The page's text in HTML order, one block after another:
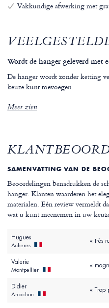
Vakkundige afwerking met
Wordt de hanger geleverd met
De hanger wordt zonder ketting
keuze kunt toevoegen.
Meer zien
SAMENVATTING VAN DE
Beoordelingen benadrukken de
hanger. Klanten waarderen het
materialen. Eén review vermeldt
wat u kunt meenemen in uw
Hugues
Acheres
« très
Valerie
Montpellier
«
Didier
Arcachon
« Trop